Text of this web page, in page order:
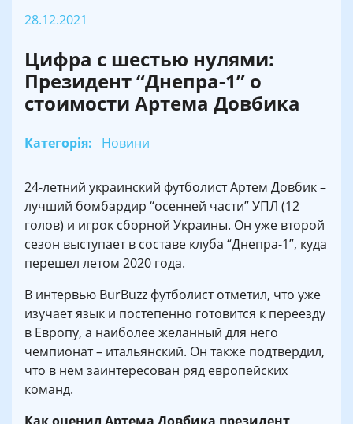
28.12.2021
Цифра с шестью нулями:
Президент “Днепра-1” о
стоимости Артема Довбика
Категорія: Новини
24-летний украинский футболист Артем Довбик –
лучший бомбардир “осенней части” УПЛ (12
голов) и игрок сборной Украины. Он уже второй
сезон выступает в составе клуба “Днепра-1”, куда
перешел летом 2020 года.
В интервью BurBuzz футболист отметил, что уже
изучает язык и постепенно готовится к переезду
в Европу, а наиболее желанный для него
чемпионат – итальянский. Он также подтвердил,
что в нем заинтересован ряд европейских
команд.